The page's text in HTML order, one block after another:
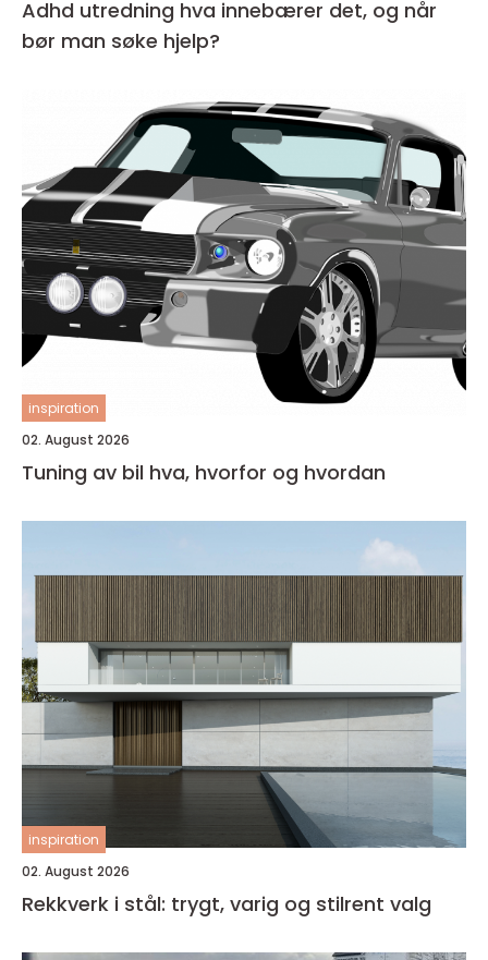
Adhd utredning hva innebærer det, og når
bør man søke hjelp?
inspiration
02. August 2026
Tuning av bil hva, hvorfor og hvordan
inspiration
02. August 2026
Rekkverk i stål: trygt, varig og stilrent valg